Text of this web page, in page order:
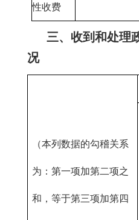
性收费
三、收到和处理
况
（本列数据的勾稽关系
为：第一项加第二项之
和，等于第三项加第四